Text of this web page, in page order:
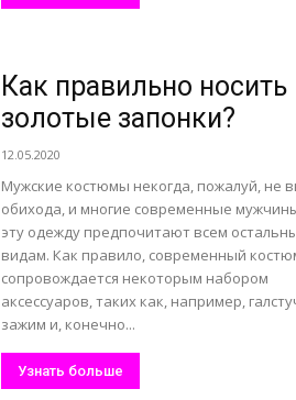
Как правильно носить
золотые запонки?
12.05.2020
Мужские костюмы некогда, пожалуй, не
обихода, и многие современные
эту одежду предпочитают всем
видам. Как правило, современный
сопровождается некоторым набором
аксессуаров, таких как, например,
зажим и, конечно...
Узнать больше